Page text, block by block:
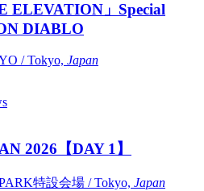
ELEVATION」Special
DIABLO
/ Tokyo, Japan
2026【DAY 1】
特設会場 / Tokyo, Japan